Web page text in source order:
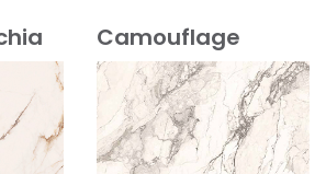
Camouflage